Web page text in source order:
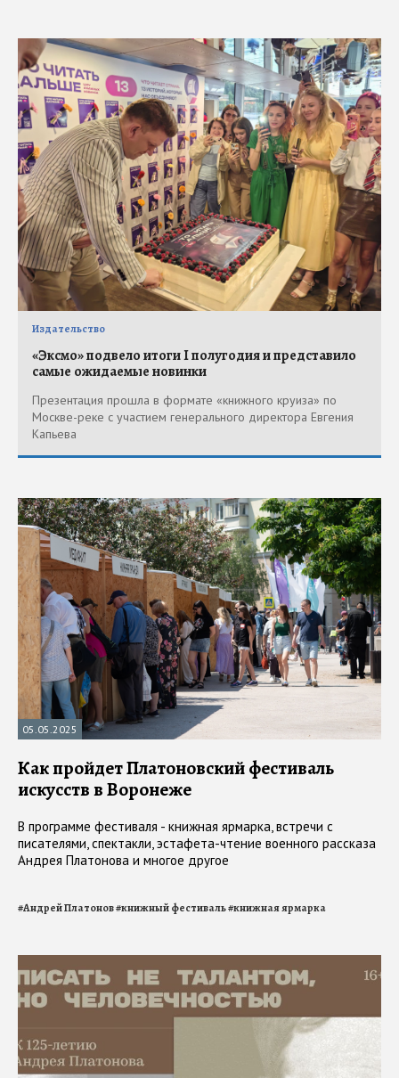
Издательство
«Эксмо» подвело итоги I полугодия и представило
самые ожидаемые новинки
Презентация прошла в формате «книжного круиза» по
Москве-реке с участием генерального директора Евгения
Капьева
05.05.2025
Как пройдет Платоновский фестиваль
искусств в Воронеже
В программе фестиваля - книжная ярмарка, встречи с
писателями, спектакли, эстафета-чтение военного рассказа
Андрея Платонова и многое другое
#Андрей Платонов#книжный фестиваль#книжная ярмарка